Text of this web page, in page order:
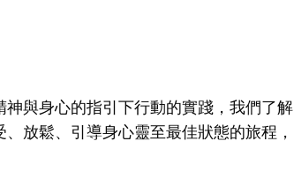
與身心的指引下行動的實踐，我們了解
放鬆、引導身心靈至最佳狀態的旅程，